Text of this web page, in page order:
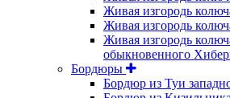
Живая изгородь
Живая изгородь
Живая изгородь
обыкновенного
Бордюры
Бордюр из Туи